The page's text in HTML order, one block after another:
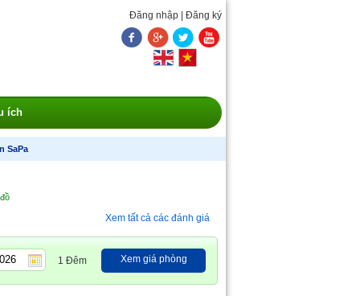
Đăng nhập Đăng ký
ích
SaPa
Xem tất cả các đánh giá
1 Đêm Xem giá phòng